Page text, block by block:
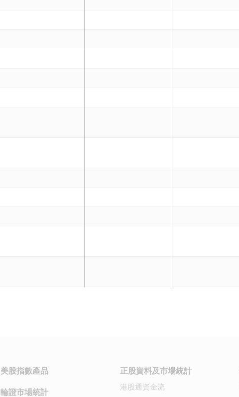
美股指數產品
輪證市場統計
正股資料及市場統計
港股通資金流